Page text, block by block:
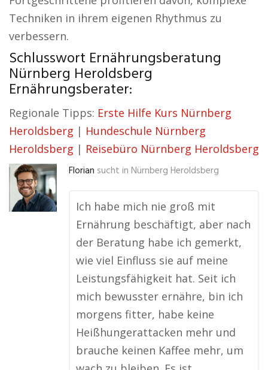
Techniken in ihrem eigenen Rhythmus zu
verbessern.
Schlusswort Ernährungsberatung
Nürnberg Heroldsberg
Ernährungsberater:
Regionale Tipps: Erste Hilfe Kurs Nürnberg
Heroldsberg | Hundeschule Nürnberg
Heroldsberg | Reisebüro Nürnberg Heroldsberg
Florian sucht in Nürnberg Heroldsberg
Ich habe mich nie groß mit
Ernährung beschäftigt, aber nach
der Beratung habe ich gemerkt,
wie viel Einfluss sie auf meine
Leistungsfähigkeit hat. Seit ich
mich bewusster ernähre, bin ich
morgens fitter, habe keine
Heißhungerattacken mehr und
brauche keinen Kaffee mehr, um